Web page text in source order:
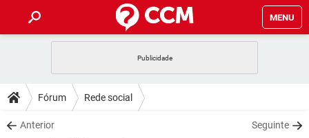
MENU
CELULAR
OUTLOOK
DICAS
JOGOS
DOWNLOADS
Fórum Rede social
Anterior Seguinte